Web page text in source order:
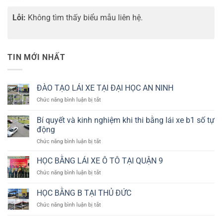
Lỗi: Không tìm thấy biểu mẫu liên hệ.
TIN MỚI NHẤT
ĐÀO TẠO LÁI XE TẠI ĐẠI HỌC AN NINH
Chức năng bình luận bị tắt
TẠO
LÁI
TẠI
HỌC
NINH
Bí quyết và kinh nghiệm khi thi bằng lái xe b1 số tự
động
Chức năng bình luận bị tắt
quyết
kinh
khi
bằng
HỌC BẰNG LÁI XE Ô TÔ TẠI QUẬN 9
Chức năng bình luận bị tắt
BẰNG
LÁI
XE
HỌC BẰNG B TẠI THỦ ĐỨC
Chức năng bình luận bị tắt